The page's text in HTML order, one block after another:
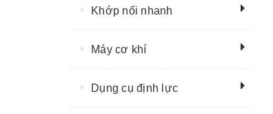
Khớp nối nhanh
Máy cơ khí
Dụng cụ định lực